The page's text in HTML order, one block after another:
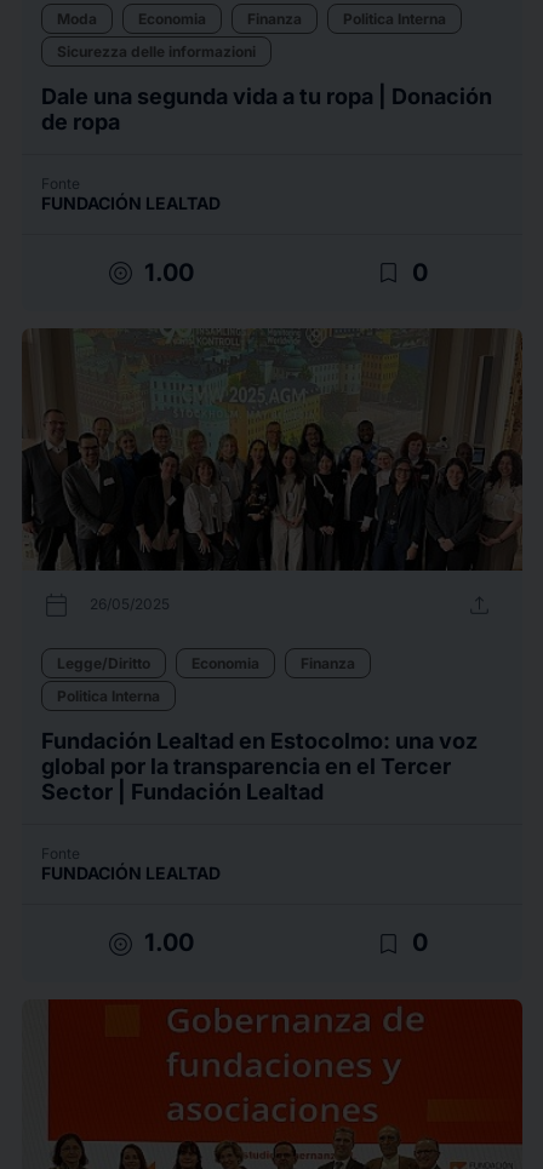
Moda Economia Finanza
Politica Interna
Sicurezza delle informazioni
Dale una segunda vida a tu ropa | Donación
de ropa
Fonte
FUNDACIÓN LEALTAD
target 1.00 bookmark_border 0
calendar_today 26/05/2025 upload
Legge/Diritto Economia
Finanza
Politica Interna
Fundación Lealtad en Estocolmo: una voz
global por la transparencia en el Tercer
Sector | Fundación Lealtad
Fonte
FUNDACIÓN LEALTAD
target 1.00 bookmark_border 0